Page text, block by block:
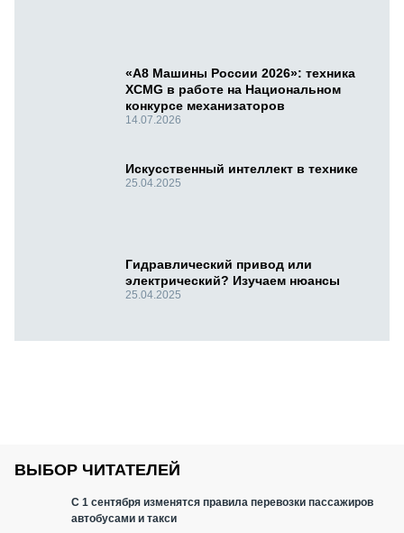
«А8 Машины России 2026»: техника
XCMG в работе на Национальном
конкурсе механизаторов
14.07.2026
Искусственный интеллект в технике
25.04.2025
Гидравлический привод или
электрический? Изучаем нюансы
25.04.2025
ВЫБОР ЧИТАТЕЛЕЙ
С 1 сентября изменятся правила перевозки пассажиров
автобусами и такси